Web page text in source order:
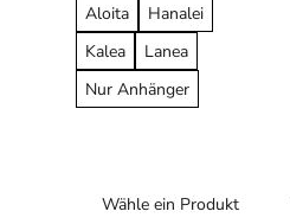
Aloita
Hanalei
Kalea
Lanea
Nur Anhänger
Wähle ein Produkt